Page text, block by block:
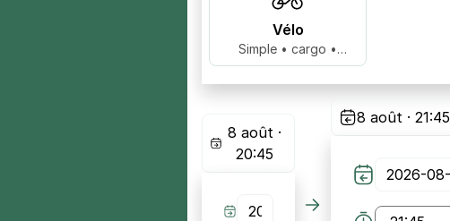
Vélo
Simple • cargo •
biplace …
8 août ·
20:45
8 août · 21:45